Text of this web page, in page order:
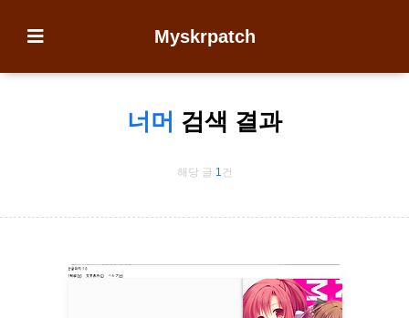
Myskrpatch
너머 검색 결과
해당 글 1건